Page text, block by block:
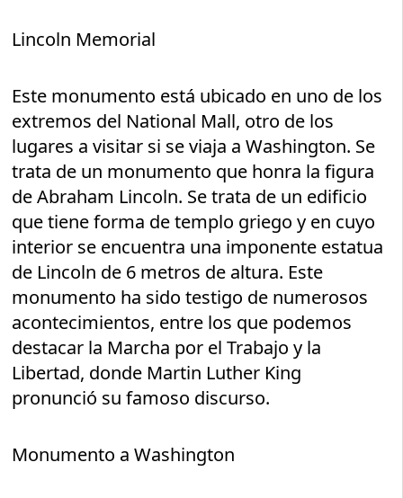
Lincoln Memorial
Este monumento está ubicado en uno de los
extremos del National Mall, otro de los
lugares a visitar si se viaja a Washington. Se
trata de un monumento que honra la figura
de Abraham Lincoln. Se trata de un edificio
que tiene forma de templo griego y en cuyo
interior se encuentra una imponente estatua
de Lincoln de 6 metros de altura. Este
monumento ha sido testigo de numerosos
acontecimientos, entre los que podemos
destacar la Marcha por el Trabajo y la
Libertad, donde Martin Luther King
pronunció su famoso discurso.
Monumento a Washington